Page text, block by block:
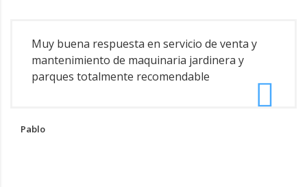
Muy buena respuesta en servicio de venta y
mantenimiento de maquinaria jardinera y
parques totalmente recomendable
Pablo